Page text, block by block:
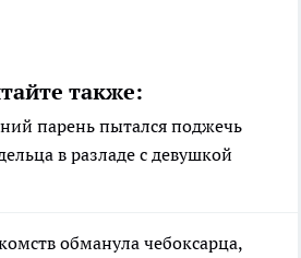
также:
парень пытался поджечь
в разладе с девушкой
обманула чебоксарца,